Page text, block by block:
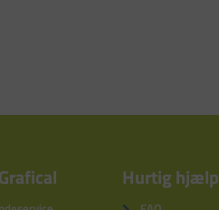
Hurtig hjælp